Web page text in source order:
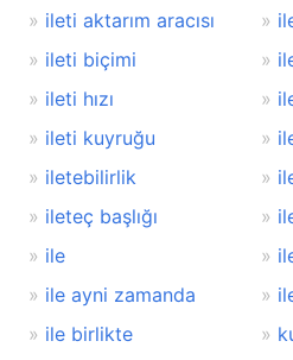
ileti aktarım aracısı
ileti biçimi
ileti hızı
ileti kuyruğu
iletebilirlik
ileteç başlığı
ile
ile ayni zamanda
ile birlikte